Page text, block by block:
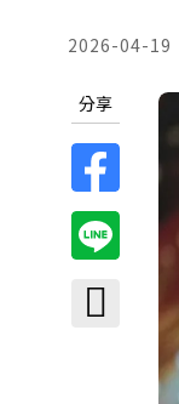
2026-04-19
分享